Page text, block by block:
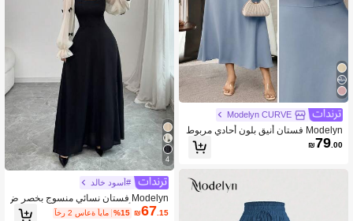
Modelyn CURVE
Modelyn فستان أنيق بلون أحادي مربوط
الخصر مقاس كبير للصيف
₪79.00
4
#أسود خالد
Modelyn فستان نسائي منسوج بخصر ض
يق مزين بأزهار ثلاثية الأبعاد وعقدة من أق
₪67 .15
%15 آخر 2 ساعة أيام